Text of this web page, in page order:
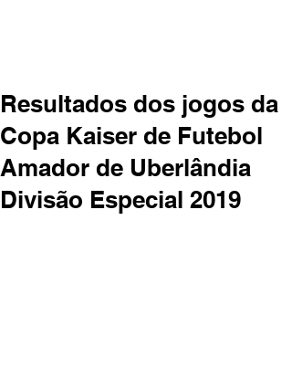
Resultados dos jogos da
Copa Kaiser de Futebol
Amador de Uberlândia
Divisão Especial 2019